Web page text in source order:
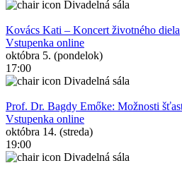
Divadelná sála
Kovács Kati – Koncert životného diela
Vstupenka online
októbra 5. (pondelok)
17:00
Divadelná sála
Prof. Dr. Bagdy Emőke: Možnosti
Vstupenka online
októbra 14. (streda)
19:00
Divadelná sála